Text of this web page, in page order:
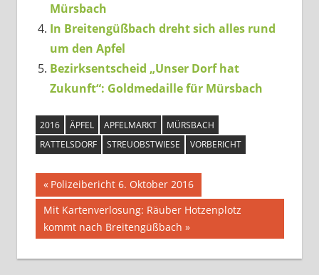
Mürsbach
In Breitengüßbach dreht sich alles rund
um den Apfel
Bezirksentscheid „Unser Dorf hat
Zukunft“: Goldmedaille für Mürsbach
2016 ÄPFEL APFELMARKT
MÜRSBACH
RATTELSDORF
STREUOBSTWIESE VORBERICHT
Beitragsnavigation
Vorheriger
Beitrag:
Polizeibericht 6. Oktober 2016
Nächster
Beitrag:
Mit Kartenverlosung: Räuber Hotzenplotz
kommt nach Breitengüßbach